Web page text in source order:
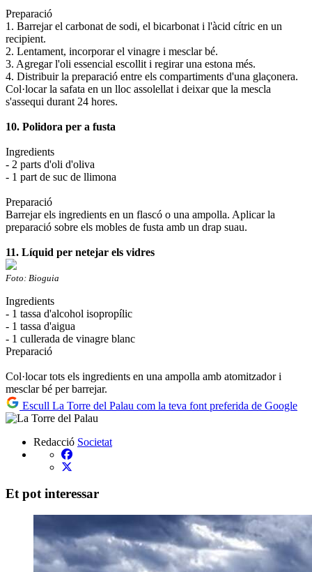
Preparació
1. Barrejar el carbonat de sodi, el bicarbonat i l'àcid cítric en un
recipient.
2. Lentament, incorporar el vinagre i mesclar bé.
3. Agregar l'oli essencial escollit i regirar una estona més.
4. Distribuir la preparació entre els compartiments d'una glaçonera.
Col·locar la safata en un lloc assolellat i deixar que la mescla
s'assequi durant 24 hores.
10. Polidora per a fusta
Ingredients
- 2 parts d'oli d'oliva
- 1 part de suc de llimona
Preparació
Barrejar els ingredients en un flascó o una ampolla. Aplicar la
preparació sobre els mobles de fusta amb un drap suau.
11. Líquid per netejar els vidres
Foto: Bioguia
Ingredients
- 1 tassa d'alcohol isopropílic
- 1 tassa d'aigua
- 1 cullerada de vinagre blanc
Preparació
Col·locar tots els ingredients en una ampolla amb atomitzador i
mesclar bé per barrejar.
Escull La Torre del Palau com la teva font preferida de Google
Redacció Societat
Et pot interessar